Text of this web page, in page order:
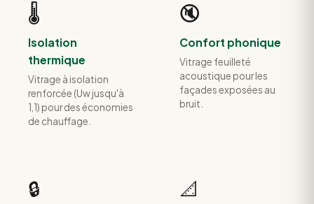
🌡️
Isolation
thermique
Vitrage à isolation
renforcée (Uw jusqu'à
1,1) pour des économies
de chauffage.
🔇
Confort phonique
Vitrage feuilleté
acoustique pour les
façades exposées au
bruit.
🔒 📐